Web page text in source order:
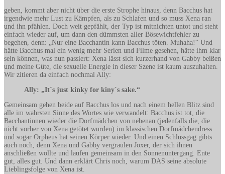
geben, kommt aber nicht über die erste Strophe hinaus, denn Bacchus hat
irgendwie mehr Lust zu Kämpfen, als zu Schlafen und so muss Xena ran
und ihn pfählen. Doch weit gepfählt, der Typ ist mitnichten untot und steht
einfach wieder auf, um dann den dümmsten aller Bösewichtfehler zu
begehen, denn: „Nur eine Bacchantin kann Bacchus töten. Muhaha!“ Und
hätte Bacchus mal ein wenig mehr Serien und Filme gesehen, hätte ihm klar
sein können, was nun passiert: Xena lässt sich kurzerhand von Gabby beißen
und meine Güte, die sexuelle Energie in dieser Szene ist kaum auszuhalten.
Wir zitieren da einfach nochmal Ally:
Ally: „It´s just kinky for kiny`s sake.“
Gemeinsam gehen beide auf Bacchus los und nach einem hellen Blitz sind
alle im wahrsten Sinne des Wortes wie verwandelt: Bacchus ist tot, die
Bacchantinnen wieder die Dorfmädchen von nebenan (jedenfalls die, die
nicht vorher von Xena getötet wurden) im klassischen Dorfmädchendress
und sogar Orpheus hat seinen Körper wieder. Und einen Schlussgag gibts
auch noch, denn Xena und Gabby vergraulen Joxer, der sich ihnen
anschließen wollte und laufen gemeinsam in den Sonnenuntergang. Ente
gut, alles gut. Und dann erklärt Chris noch, warum DAS seine absolute
Lieblingsfolge von Xena ist.